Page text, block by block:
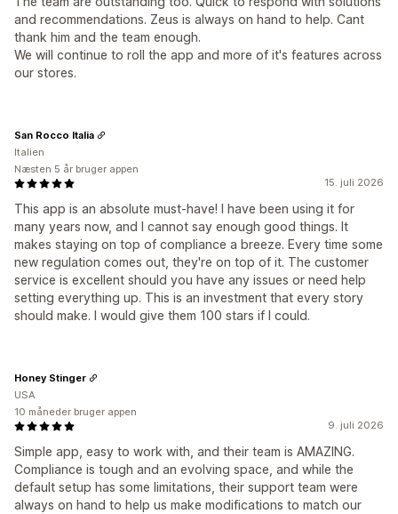
and recommendations. Zeus is always on hand to help. Cant
thank him and the team enough.
We will continue to roll the app and more of it's features across
our stores.
15. juli 2026
This app is an absolute must-have! I have been using it for
many years now, and I cannot say enough good things. It
makes staying on top of compliance a breeze. Every time some
new regulation comes out, they're on top of it. The customer
service is excellent should you have any issues or need help
setting everything up. This is an investment that every story
should make. I would give them 100 stars if I could.
San Rocco Italia
Italien
Næsten 5 år bruger appen
9. juli 2026
Simple app, easy to work with, and their team is AMAZING.
Compliance is tough and an evolving space, and while the
default setup has some limitations, their support team were
always on hand to help us make modifications to match our
Honey Stinger
USA
10 måneder bruger appen